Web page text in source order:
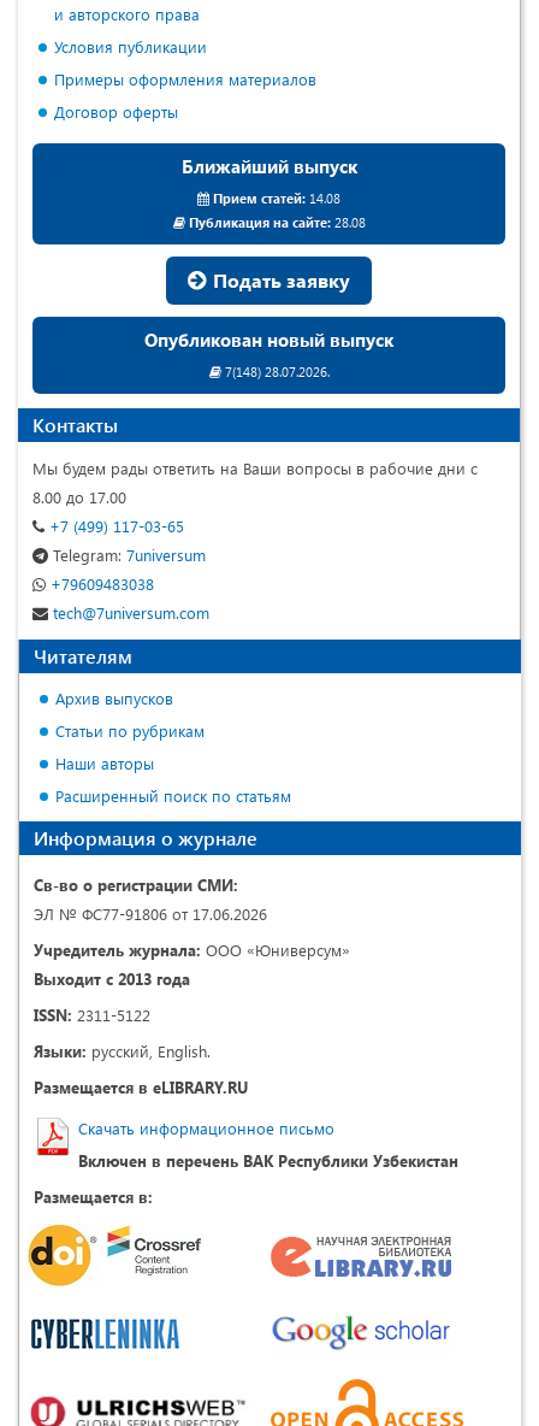
и авторского права
Условия публикации
Примеры оформления материалов
Договор оферты
Ближайший выпуск
Прием статей: 14.08
Публикация на сайте:28.08
Подать заявку
Опубликован новый выпуск
7(148) 28.07.2026.
Контакты
Мы будем рады ответить на Ваши вопросы в рабочие дни с
8.00 до 17.00
+7 (499) 117-03-65
Telegram: 7universum
+79609483038
tech@7universum.com
Читателям
Архив выпусков
Статьи по рубрикам
Наши авторы
Расширенный поиск по статьям
Информация о журнале
Св-во о регистрации СМИ:
ЭЛ № ФС77-91806 от 17.06.2026
Учредитель журнала: ООО «Юниверсум»
Выходит с 2013 года
ISSN: 2311-5122
Языки: русский, English.
Размещается в eLIBRARY.RU
Скачать информационное письмо
Включен в перечень ВАК Республики Узбекистан
Размещается в: